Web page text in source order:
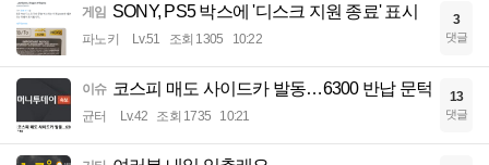
게임 SONY, PS5 박스에 '디스크 지원 종료' 표시
파노키 Lv.51 조회 1305 10:22
3
댓글
이슈 코스피 매도 사이드카 발동…6300 반납 문턱
균터 Lv.42 조회 1735 10:21
13
댓글